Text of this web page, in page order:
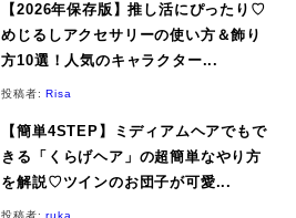
【2026年保存版】推し活にぴったり♡
めじるしアクセサリーの使い方＆飾り
方10選！人気のキャラクター...
投稿者:Risa
【簡単4STEP】ミディアムヘアでもで
きる「くらげヘア」の超簡単なやり方
を解説♡ツインのお団子が可愛...